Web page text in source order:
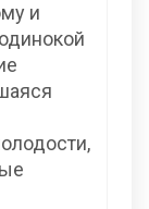
и